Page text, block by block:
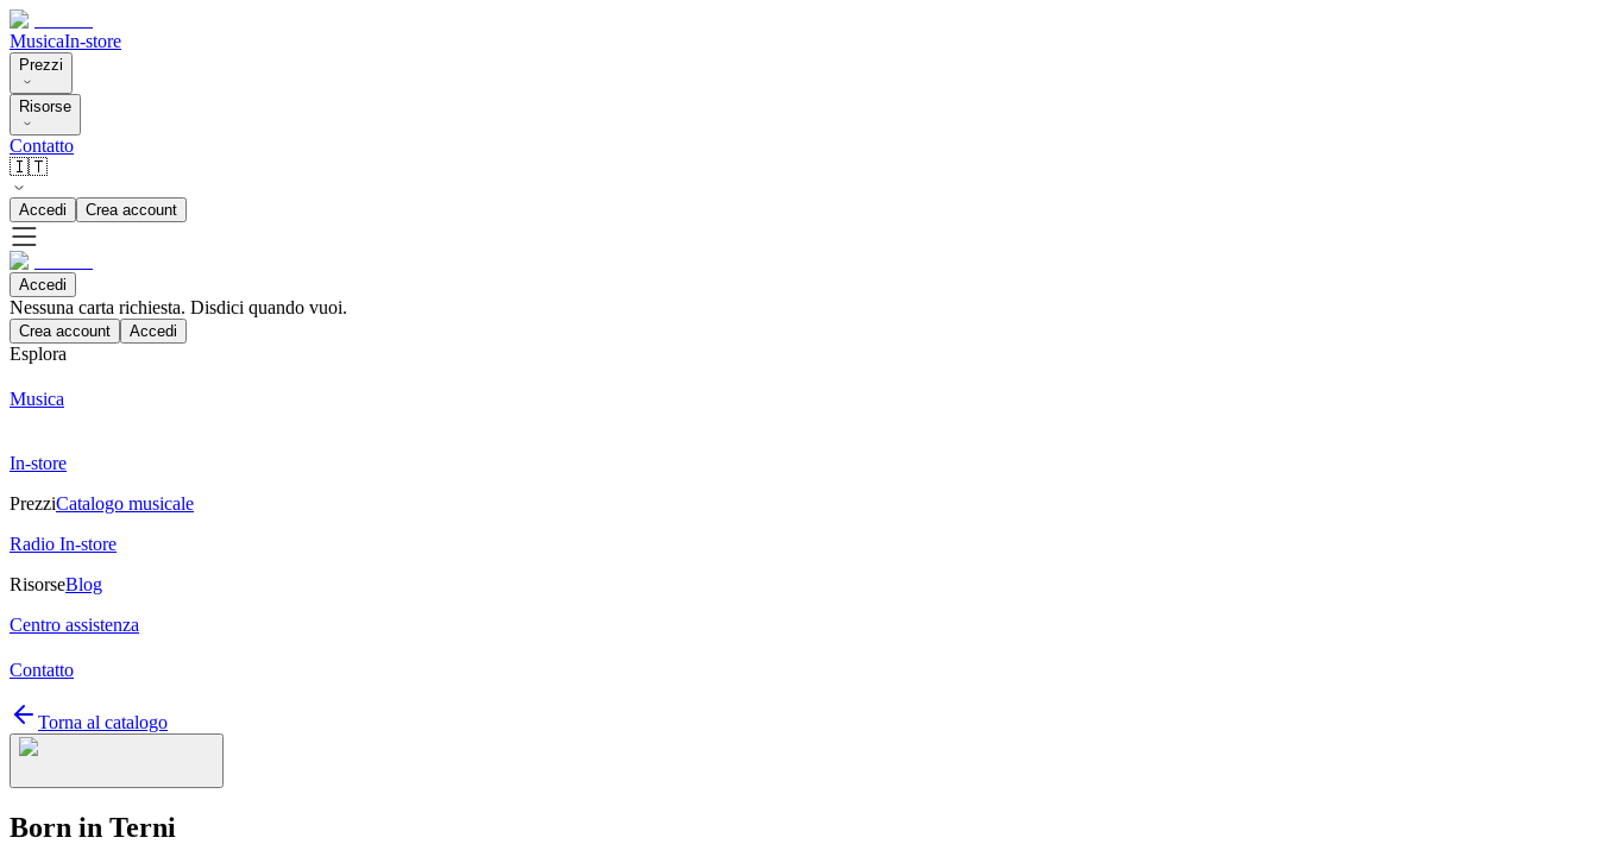
MusicaIn-store
Prezzi
Risorse
Contatto
🇮🇹
Accedi Crea account
Accedi
Nessuna carta richiesta. Disdici quando vuoi.
Crea account Accedi
Esplora
Musica
In-store
PrezziCatalogo musicale
Radio In-store
RisorseBlog
Centro assistenza
Contatto
Torna al catalogo
Born in Terni